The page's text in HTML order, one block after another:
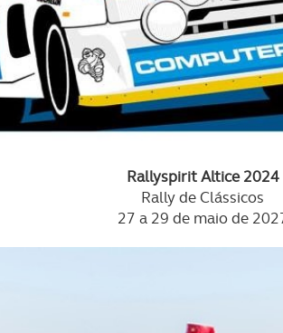
Rallyspirit Altice 2024
Rally de Clássicos
27 a 29 de maio de